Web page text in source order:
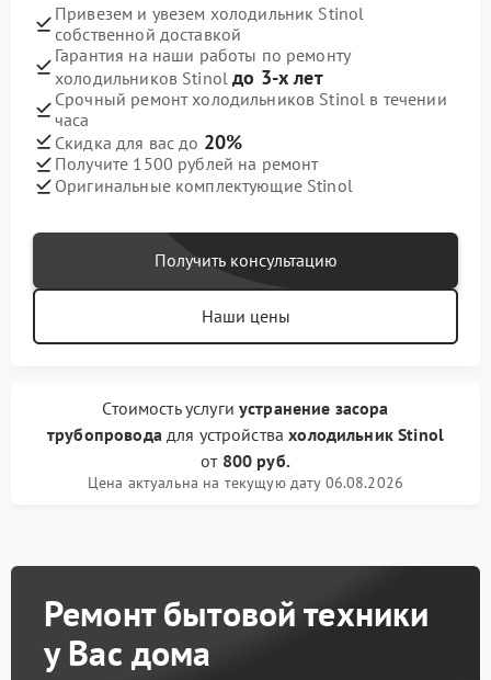
Привезем и увезем холодильник Stinol
собственной доставкой
Гарантия на наши работы по ремонту
холодильников Stinolдо 3-х лет
Срочный ремонт холодильников Stinol в течении
часа
Скидка для вас до 20%
Получите 1500 рублей на ремонт
Оригинальные комплектующие Stinol
Получить консультацию
Наши цены
Стоимость услуги устранение засора
трубопровода для устройствахолодильник Stinol
от 800 руб.
Цена актуальна на текущую дату 06.08.2026
Ремонт бытовой техники
у Вас дома